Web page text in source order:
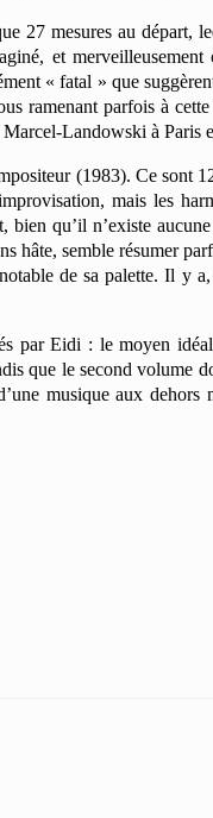
27 mesures au départ,
et
« fatal » que
ramenant parfois à
Landowski à Paris
(1983). Ce sont
mais les
qu’il n’existe
hâte, semble résumer
de sa palette. Il y
par Eidi : le moyen idéal
que le second volume
musique aux dehors